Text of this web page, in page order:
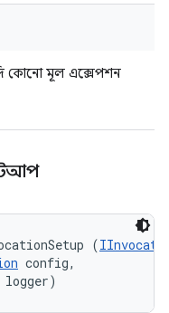
কোনো মূল এক্সেপশন
(
config,
logger)